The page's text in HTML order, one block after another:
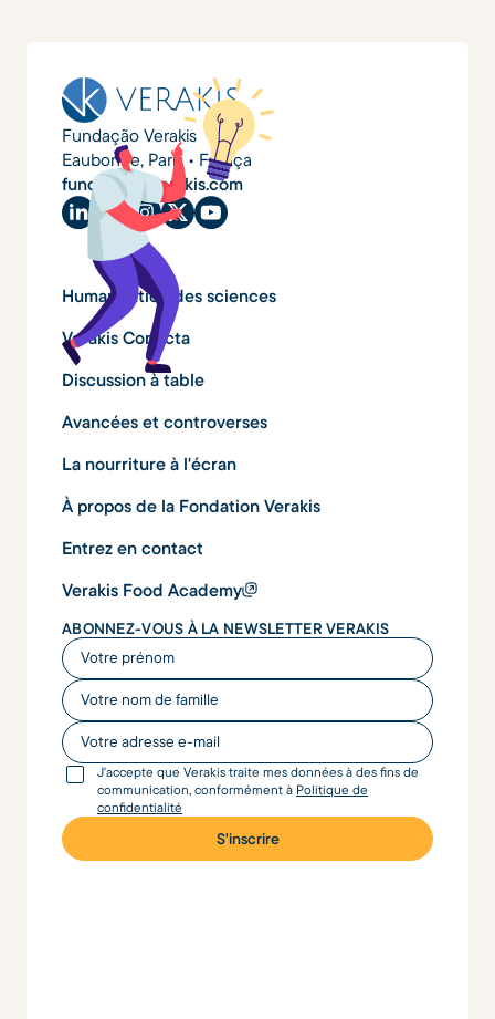
Fundação Verakis
Eaubonne, Paris • França
fundacao@verakis.com
Humanisation des sciences
Verakis Conecta
Discussion à table
Avancées et controverses
La nourriture à l'écran
À propos de la Fondation Verakis
Entrez en contact
Verakis Food Academy
ABONNEZ-VOUS À LA NEWSLETTER VERAKIS
Votre prénom
Votre nom de famille
Votre adresse e-mail
J'accepte que Verakis traite mes données à des fins de
communication, conformément à Politique de
confidentialité